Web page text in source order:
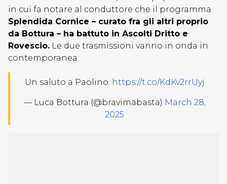
in cui fa notare al conduttore che il programma
Splendida Cornice – curato fra gli altri proprio
da Bottura – ha battuto in Ascolti Dritto e
Rovescio. Le due trasmissioni vanno in onda in
contemporanea.
Un saluto a Paolino. https://t.co/KdKv2rrUyj
— Luca Bottura (@bravimabasta) March 28,
2025